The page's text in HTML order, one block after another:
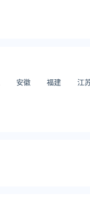
安徽 福建
江